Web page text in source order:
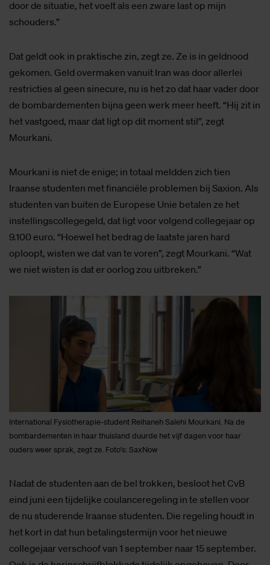
door de situatie, het voelt als een zware last op mijn
schouders.”
Dat geldt ook in praktische zin, zegt ze. Ze is in geldnood
gekomen. Geld overmaken vanuit Iran was door allerlei
restricties al geen sinecure, nu is het zo dat haar vader door
de bombardementen bijna geen werk meer heeft. “Hij zit in
het vastgoed, maar dat ligt op dit moment stil”, zegt
Mourkani.
Mourkani is niet de enige; in totaal meldden zich tien
Iraanse studenten met financiële problemen bij Saxion. Als
studenten van buiten de Europese Unie betalen ze het
instellingscollegegeld, dat ligt voor volgend collegejaar op
9.100 euro. “Hoewel het bedrag de laatste jaren hard
oploopt, wisten we dat van te voren”, zegt Mourkani. “Wat
we niet wisten is dat er oorlog zou uitbreken.”
International Fysiotherapie-student Reihaneh Salehi Mourkani. Na de
bombardementen in haar thuisland duurde het vijf dagen voor haar
ouders weer sprak, zegt ze. Foto's: SaxNow
Nadat de studenten aan de bel trokken, besloot het CvB
eind juni een tijdelijke coulanceregeling in te stellen voor
de nu studerende Iraanse studenten. Die regeling houdt in
het kort in dat hun betalingstermijn voor het nieuwe
collegejaar verschoof van 1 september naar 15 september.